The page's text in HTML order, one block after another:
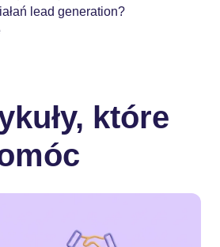
lead generation?
które